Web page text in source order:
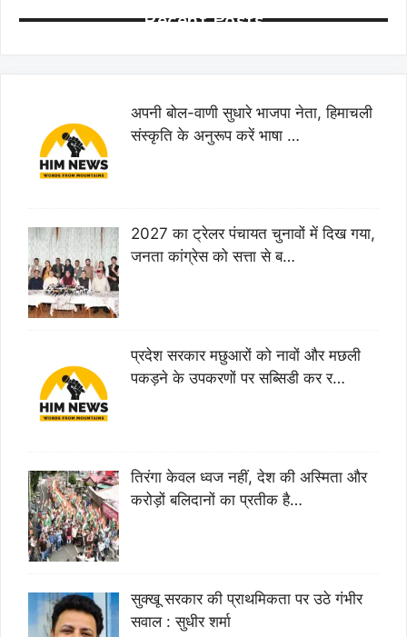
Recent Posts
अपनी बोल-वाणी सुधारे भाजपा नेता, हिमाचली
संस्कृति के अनुरूप करें भाषा …
2027 का ट्रेलर पंचायत चुनावों में दिख गया,
जनता कांग्रेस को सत्ता से ब…
प्रदेश सरकार मछुआरों को नावों और मछली
पकड़ने के उपकरणों पर सब्सिडी कर र…
तिरंगा केवल ध्वज नहीं, देश की अस्मिता और
करोड़ों बलिदानों का प्रतीक है…
सुक्खू सरकार की प्राथमिकता पर उठे गंभीर
सवाल : सुधीर शर्मा